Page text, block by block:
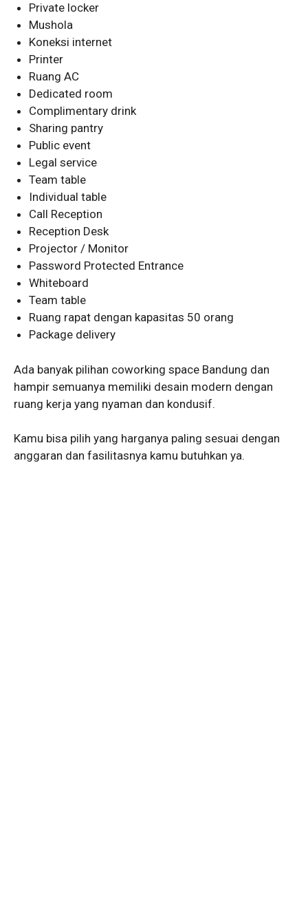
Private locker
Mushola
Koneksi internet
Printer
Ruang AC
Dedicated room
Complimentary drink
Sharing pantry
Public event
Legal service
Team table
Individual table
Call Reception
Reception Desk
Projector / Monitor
Password Protected Entrance
Whiteboard
Team table
Ruang rapat dengan kapasitas 50 orang
Package delivery
Ada banyak pilihan coworking space Bandung dan
hampir semuanya memiliki desain modern dengan
ruang kerja yang nyaman dan kondusif.
Kamu bisa pilih yang harganya paling sesuai dengan
anggaran dan fasilitasnya kamu butuhkan ya.